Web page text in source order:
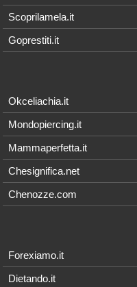
Scoprilamela.it
Goprestiti.it
Okceliachia.it
Mondopiercing.it
Mammaperfetta.it
Chesignifica.net
Chenozze.com
Forexiamo.it
Dietando.it